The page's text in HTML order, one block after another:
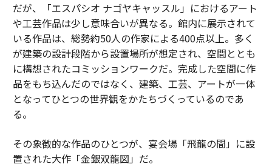
だが、「エスパシオ ナゴヤキャッスル」におけるアート
や工芸作品は少し意味合いが異なる。館内に展示されて
いる作品は、総勢約50人の作家による400点以上。多く
が建築の設計段階から設置場所が想定され、空間ととも
に構想されたコミッションワークだ。完成した空間に作
品をもち込んだのではなく、建築、工芸、アートが一体
となってひとつの世界観をかたちづくっているのであ
る。
その象徴的な作品のひとつが、宴会場「飛龍の間」に設
置された大作「金銀双龍図」だ。